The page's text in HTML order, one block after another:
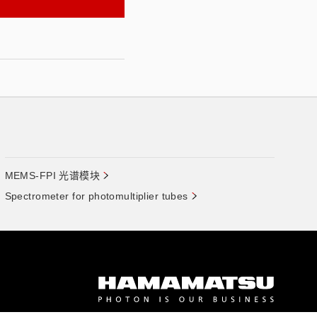
MEMS-FPI 光谱模块
Spectrometer for photomultiplier tubes